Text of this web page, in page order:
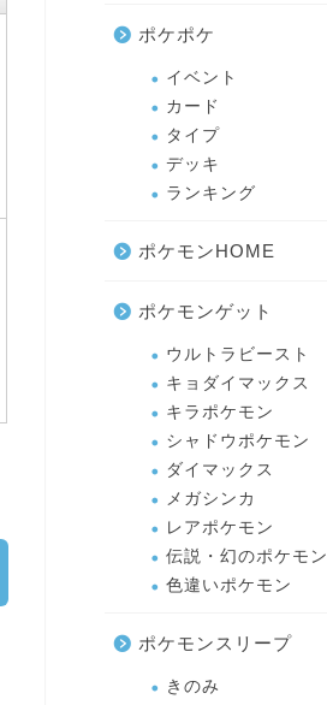
ポケポケ
イベント
カード
タイプ
デッキ
ランキング
ポケモンHOME
ポケモンゲット
ウルトラビースト
キョダイマックス
キラポケモン
シャドウポケモン
ダイマックス
メガシンカ
レアポケモン
伝説・幻のポケモン
色違いポケモン
ポケモンスリープ
きのみ